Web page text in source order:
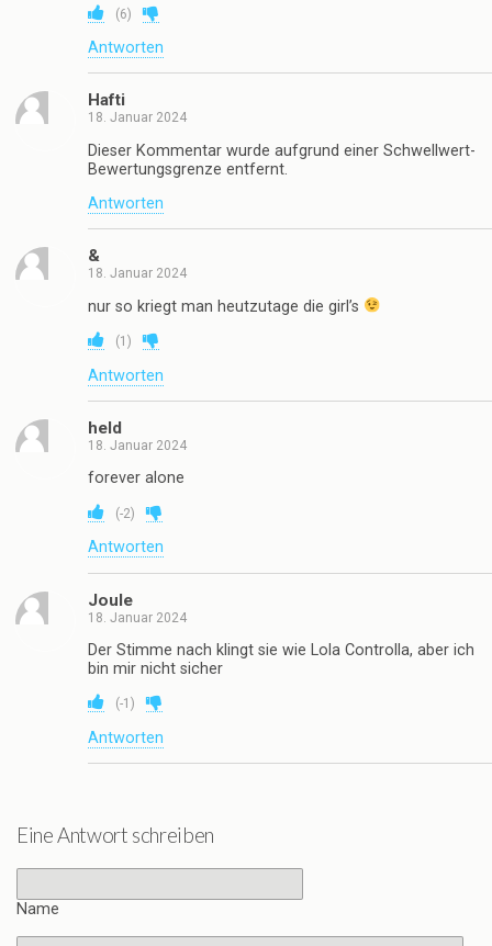
(6)
Antworten
Hafti
18. Januar 2024
Dieser Kommentar wurde aufgrund einer Schwellwert-
Bewertungsgrenze entfernt.
Antworten
&
18. Januar 2024
nur so kriegt man heutzutage die girl’s
(1 )
Antworten
held
18. Januar 2024
forever alone
(-2)
Antworten
Joule
18. Januar 2024
Der Stimme nach klingt sie wie Lola Controlla, aber ich
bin mir nicht sicher
(-1 )
Antworten
Eine Antwort schreiben
Name